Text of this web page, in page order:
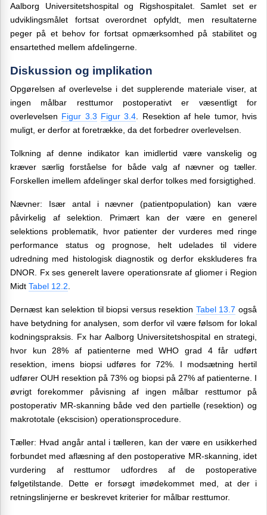
Aalborg Universitetshospital og Rigshospitalet. Samlet set er
udviklingsmålet fortsat overordnet opfyldt, men resultaterne
peger på et behov for fortsat opmærksomhed på stabilitet og
ensartethed mellem afdelingerne.
Diskussion og implikation
Opgørelsen af overlevelse i det supplerende materiale viser, at
ingen målbar resttumor postoperativt er væsentligt for
overlevelsen Figur 3.3 Figur 3.4 . Resektion af hele tumor, hvis
muligt, er derfor at foretrække, da det forbedrer overlevelsen.
Tolkning af denne indikator kan imidlertid være vanskelig og
kræver særlig forståelse for både valg af nævner og tæller.
Forskellen imellem afdelinger skal derfor tolkes med forsigtighed.
Nævner: Især antal i nævner (patientpopulation) kan være
påvirkelig af selektion. Primært kan der være en generel
selektions problematik, hvor patienter der vurderes med ringe
performance status og prognose, helt udelades til videre
udredning med histologisk diagnostik og derfor ekskluderes fra
DNOR. Fxses generelt lavere operationsrateaf gliomer i Region
Midt Tabel 12.2
Dernæst kan selektion til biopsi versus resektion Tabel 13.7 også
have betydning for analysen, som derfor vil være følsom for lokal
kodningspraksis. Fxhar Aalborg Universitetshospital en strategi,
hvor kun 28% af patienterne med WHO
grad 4 får udført
resektion, imens biopsi udføres for 72%. I modsætning hertil
udførerOUH resektion på 73% og biopsi på 27% af patienterne. I
øvrigt forekommer påvisning af ingen målbar resttumor på
postoperativ MR-skanning både ved den partielle (resektion) og
makrototale (ekscision) operationsprocedure.
Tæller: Hvad angår antal i tælleren, kan der være en usikkerhed
forbundet med aflæsning af den postoperative MR-skanning, idet
vurdering af resttumor udfordres af de postoperative
følgetilstande. Dette er forsøgt imødekommet med, at der i
retningslinjerne er beskrevet kriterier for målbar resttumor.